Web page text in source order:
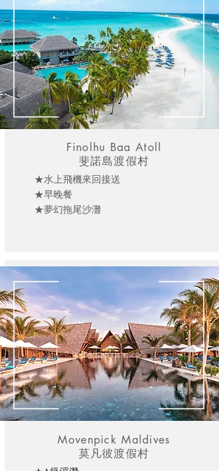
Finolhu Baa Atoll
斐諾島渡假村
★水上飛機來回接送
★早晚餐
★夢幻拖尾沙灘
Movenpick Maldives
莫凡彼渡假村